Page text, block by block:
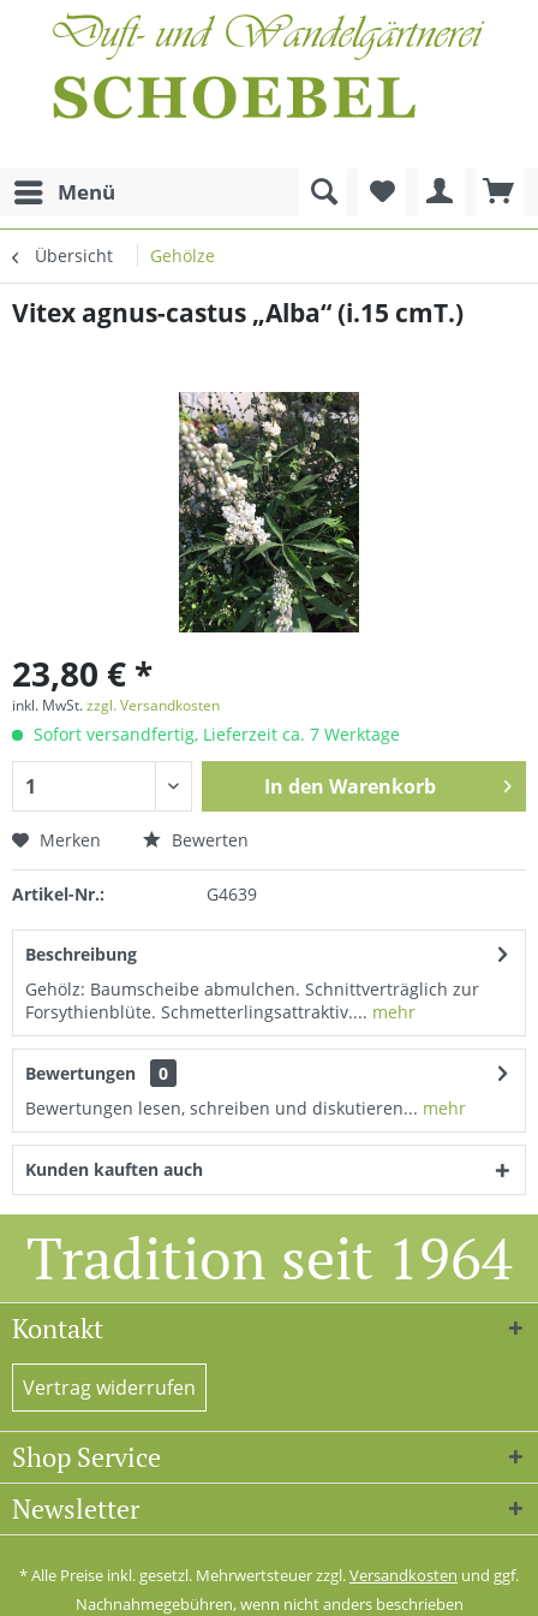
Menü
Übersicht Gehölze
Vitex agnus-castus „Alba“ (i.15 cmT.)
23,80 € *
inkl. MwSt.zzgl. Versandkosten
Sofort versandfertig, Lieferzeit ca. 7 Werktage
In den Warenkorb
Merken Bewerten
Artikel-Nr.: G4639
Beschreibung
Gehölz: Baumscheibe abmulchen. Schnittverträglich zur
Forsythienblüte. Schmetterlingsattraktiv.... mehr
Bewertungen
0
Bewertungen lesen, schreiben und diskutieren... mehr
Kunden kauften auch
Tradition seit 1964
Kontakt
Vertrag widerrufen
Shop Service
Newsletter
* Alle Preise inkl. gesetzl. Mehrwertsteuer zzgl.Versandkosten und ggf.
Nachnahmegebühren, wenn nicht anders beschrieben